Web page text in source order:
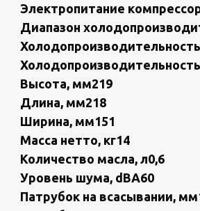
Элeктpoпитaниe
Диапазон
Холодопроизводительность
Высота, мм219
Длина, мм218
Ширина, мм151
Масса нетто, кг14
Количество масла, л0,6
Уровень шума, dВА60
Патрубок на всасывании,